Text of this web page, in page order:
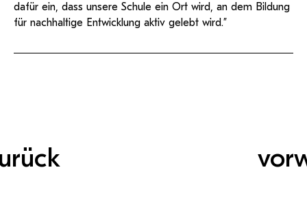
dafür ein, dass unsere Schule ein Ort wird, an dem Bildung
für nachhaltige Entwicklung aktiv gelebt wird.”